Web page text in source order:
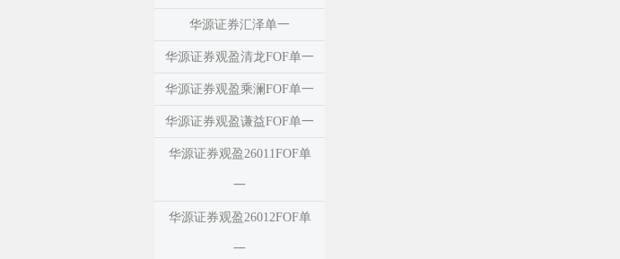
华源证券汇泽单一
华源证券观盈清龙FOF单一
华源证券观盈乘澜FOF单一
华源证券观盈谦益FOF单一
华源证券观盈26011FOF单
一
华源证券观盈26012FOF单
一